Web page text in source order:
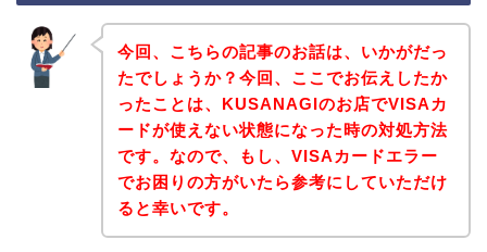
今回、こちらの記事のお話は、いかがだっ
たでしょうか？今回、ここでお伝えしたか
ったことは、KUSANAGIのお店でVISAカ
ードが使えない状態になった時の対処方法
です。なので、もし、VISAカードエラー
でお困りの方がいたら参考にしていただけ
ると幸いです。